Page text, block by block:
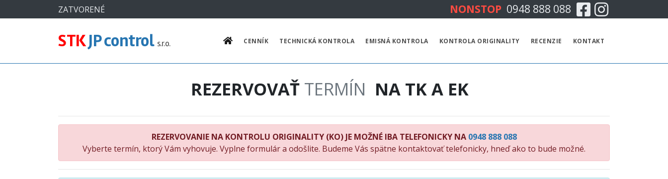
ZATVORENÉ NONSTOP 0948 888 088 FacebookInstagram
STKJP control s.r.o. CENNÍK TECHNICKÁ KONTROLA EMISNÁ KONTROLA KONTROLA ORIGINALITY RECENZIE KONTAKT
REZERVOVAŤ TERMÍN NA TK A EK
REZERVOVANIE NA KONTROLU ORIGINALITY (KO) JE MOŽNÉ IBA TELEFONICKY NA 0948 888 088
Vyberte termín, ktorý Vám vyhovuje. Vyplne formulár a odošlite. Budeme Vás spätne kontaktovať telefonicky, hneď ako to bude možné.
CENNÍK
TECHNICKÁ KONTROLA
KONTROLA ORIGINALITY